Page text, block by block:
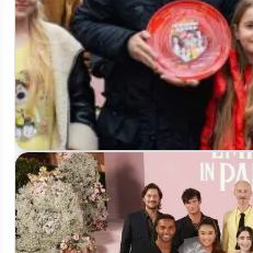
Стартовали съёмки 5
Новые»,